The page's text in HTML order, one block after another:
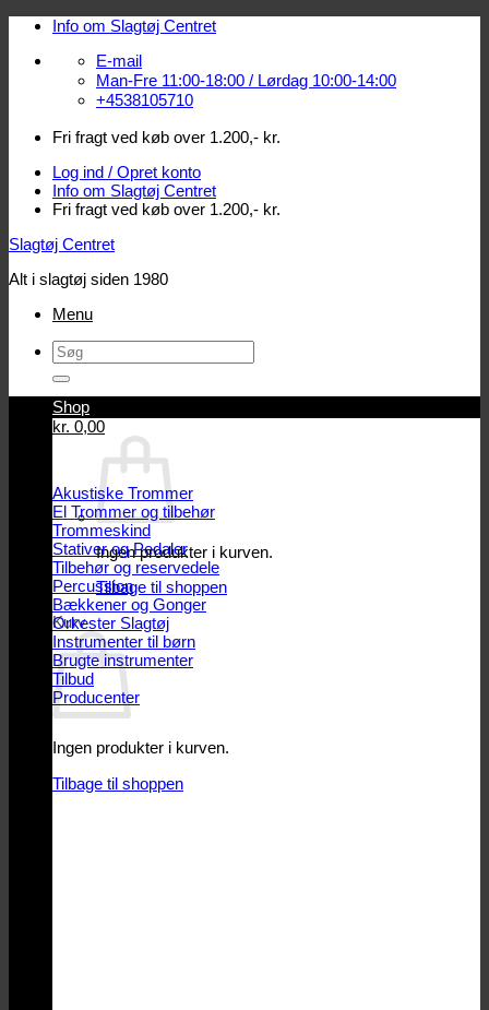
Fortsæt
indhold
Info om Slagtøj Centret
E-mail
Man-Fre 11:00-18:00 / Lørdag 10:00-14:00
+4538105710
Fri fragt ved køb over 1.200,- kr.
Log ind / Opret konto
Info om Slagtøj Centret
Fri fragt ved køb over 1.200,- kr.
Slagtøj Centret
Alt i slagtøj siden 1980
Menu
Søg
efter:
Log ind / Opret konto
kr. 0,00
Ingen produkter i kurven.
Tilbage til shoppen
Kurv
Ingen produkter i kurven.
Tilbage til shoppen
Shop
Akustiske Trommer
El Trommer og tilbehør
Trommeskind
Stativer og Pedaler
Tilbehør og reservedele
Percussion
Bækkener og Gonger
Orkester Slagtøj
Instrumenter til børn
Brugte instrumenter
Tilbud
Producenter